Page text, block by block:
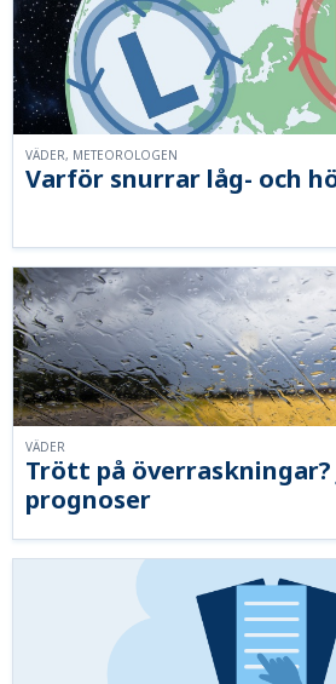
Varför snurrar låg- och
VÄDER, METEOROLOGEN
Trött på
prognoser
VÄDER